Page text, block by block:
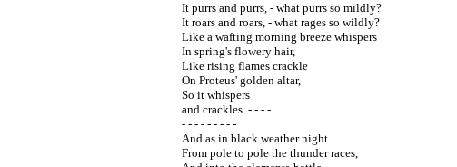
It purrs and purrs, - what purrs so mildly?
It roars and roars, - what rages so wildly?
Like a wafting morning breeze whispers
In spring's flowery hair,
Like rising flames crackle
On Proteus' golden altar,
So it whispers
and crackles. - - - -
- - - - - - - - -
And as in black weather night
From pole to pole the thunder races,